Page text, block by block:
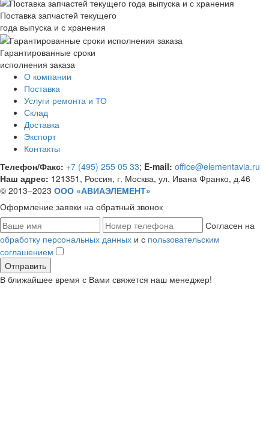
Поставка запчастей текущего
года выпуска и с хранения
Гарантированные сроки
исполнения заказа
О компании
Поставка
Услуги ремонта и ТО
Склад
Доставка
Экспорт
Контакты
Телефон/Факс: +7 (495) 255 05 33; E-mail: office@elementavia.ru
Наш адрес: 121351, Россия, г. Москва, ул. Ивана Франко, д.46
© 2013–2023 ООО «АВИАЭЛЕМЕНТ»
Оформление заявки на обратный звонок
Согласен на
обработку персональных данных и с пользовательским
соглашением
В ближайшее время с Вами свяжется наш менеджер!